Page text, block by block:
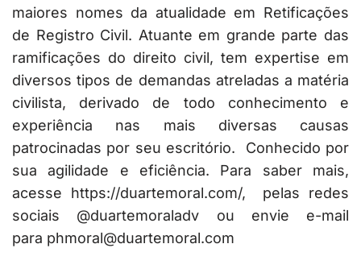
maiores nomes da atualidade em Retificações
de Registro Civil. Atuante em grande parte das
ramificações do direito civil, tem expertise em
diversos tipos de demandas atreladas a matéria
civilista, derivado de todo conhecimento e
experiência nas mais diversas causas
patrocinadas por seu escritório. Conhecido por
sua agilidade e eficiência. Para saber mais,
acesse https://duartemoral.com/, pelas redes
sociais @duartemoraladv ou envie e-mail
para phmoral@duartemoral.com